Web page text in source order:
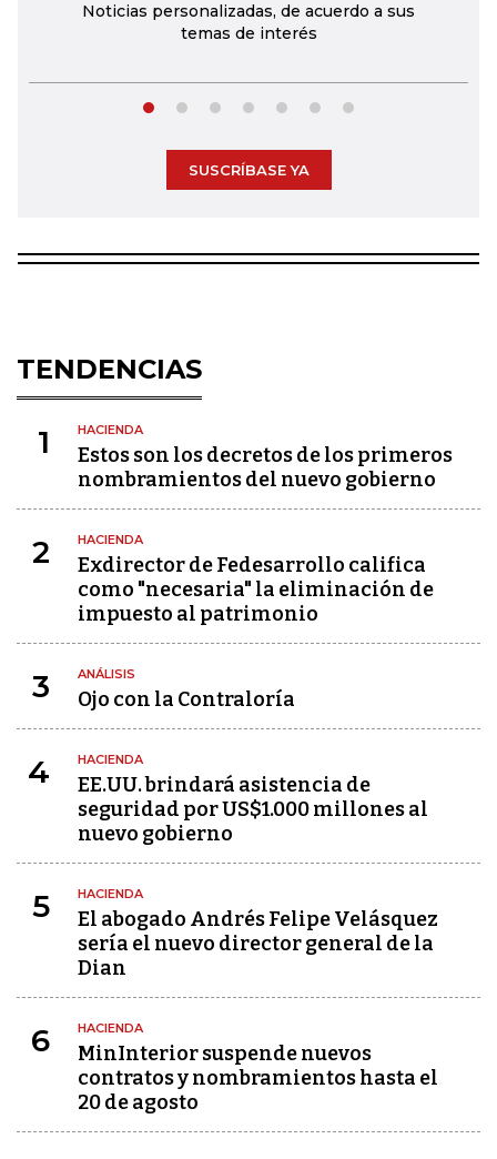
Noticias personalizadas, de acuerdo a sus
temas de interés
SUSCRÍBASE YA
TENDENCIAS
1 HACIENDA
Estos son los decretos de los primeros
nombramientos del nuevo gobierno
2 HACIENDA
Exdirector de Fedesarrollo califica
como "necesaria" la eliminación de
impuesto al patrimonio
3 ANÁLISIS
Ojo con la Contraloría
4 HACIENDA
EE.UU. brindará asistencia de
seguridad por US$1.000 millones al
nuevo gobierno
5 HACIENDA
El abogado Andrés Felipe Velásquez
sería el nuevo director general de la
Dian
6 HACIENDA
MinInterior suspende nuevos
contratos y nombramientos hasta el
20 de agosto